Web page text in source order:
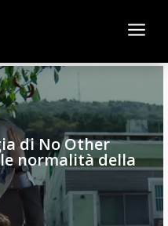
a
di No Other
normalità della